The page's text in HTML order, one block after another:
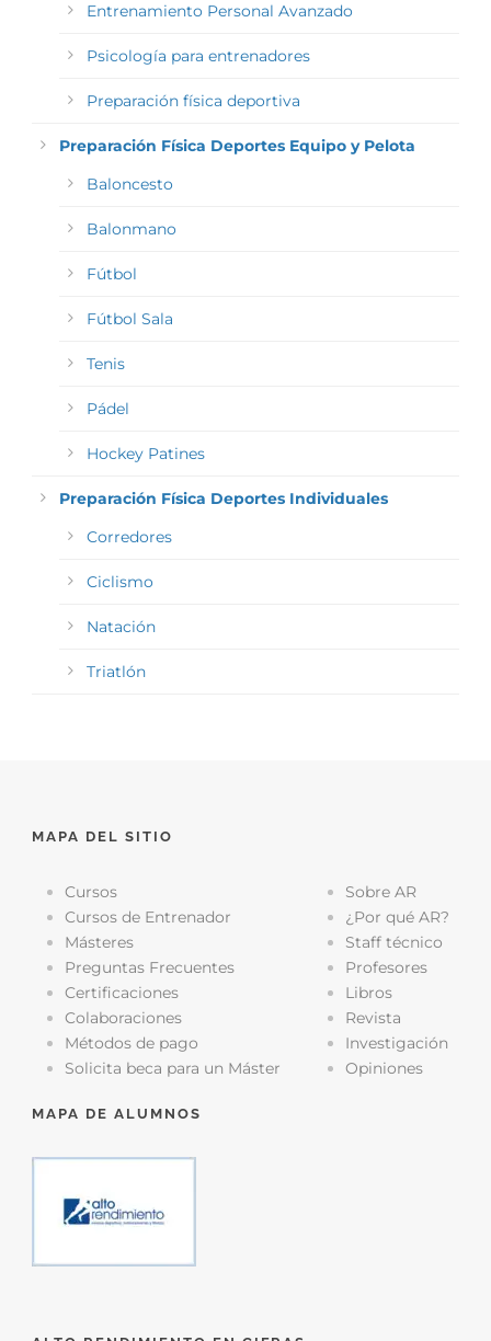
Entrenamiento Personal Avanzado
Psicología para entrenadores
Preparación física deportiva
Preparación Física Deportes Equipo y Pelota
Baloncesto
Balonmano
Fútbol
Fútbol Sala
Tenis
Pádel
Hockey Patines
Preparación Física Deportes Individuales
Corredores
Ciclismo
Natación
Triatlón
MAPA DEL SITIO
Cursos
Cursos de Entrenador
Másteres
Preguntas Frecuentes
Certificaciones
Colaboraciones
Métodos de pago
Solicita beca para un Máster
Sobre AR
¿Por qué AR?
Staff técnico
Profesores
Libros
Revista
Investigación
Opiniones
MAPA DE ALUMNOS